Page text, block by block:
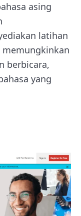
asing
latihan
berbicara,
yang